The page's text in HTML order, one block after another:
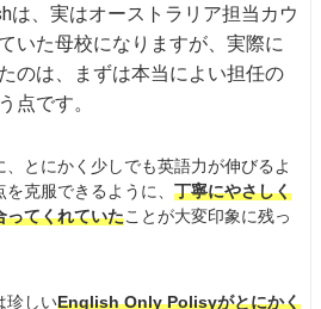
は、実はオーストラリア担当カウ
いた母校になりますが、実際に
のは、まずは本当によい担任の
点です。
とにかく少しでも英語力が伸びるよ
克服できるように、 丁寧にやさしく
ってくれていたことが大変印象に残っ
珍しいEnglish Only Polisyがとにかく